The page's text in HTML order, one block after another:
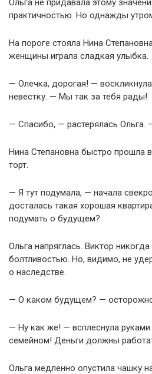
Ольга не придавала этому
практичностью. Но однажды
На пороге стояла Нина
женщины играла сладкая улыбка.
— Олечка, дорогая! —
невестку. — Мы так за тебя рады!
— Спасибо, — растерялась Ольга.
Нина Степановна быстро прошла
торт.
— Я тут подумала, — начала
досталась такая хорошая
подумать о будущем?
Ольга напряглась. Виктор никогда
болтливостью. Но, видимо, не
о наследстве.
— О каком будущем? —
— Ну как же! — всплеснула
семейном! Деньги должны
Ольга медленно опустила чашку